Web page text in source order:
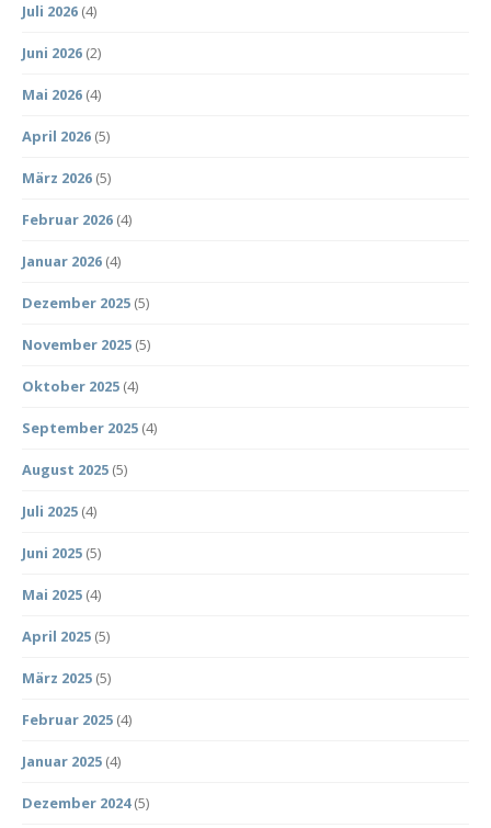
Juli 2026 (4)
Juni 2026 (2)
Mai 2026 (4)
April 2026 (5)
März 2026 (5)
Februar 2026 (4)
Januar 2026 (4)
Dezember 2025 (5)
November 2025 (5)
Oktober 2025 (4)
September 2025 (4)
August 2025 (5)
Juli 2025 (4)
Juni 2025 (5)
Mai 2025 (4)
April 2025 (5)
März 2025 (5)
Februar 2025 (4)
Januar 2025 (4)
Dezember 2024(5)